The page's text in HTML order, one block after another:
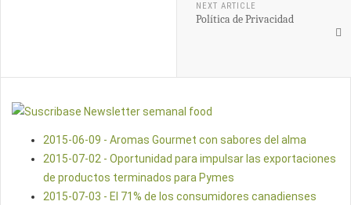
NEXT ARTICLE
Política de Privacidad
2015-06-09 - Aromas Gourmet con sabores del alma
2015-07-02 - Oportunidad para impulsar las exportaciones
de productos terminados para Pymes
2015-07-03 - El 71% de los consumidores canadienses